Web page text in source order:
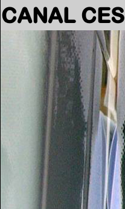
CANAL CES